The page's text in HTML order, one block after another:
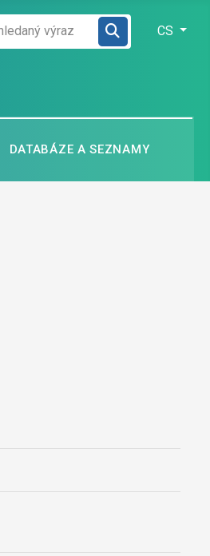
CS
DATABÁZE A SEZNAMY